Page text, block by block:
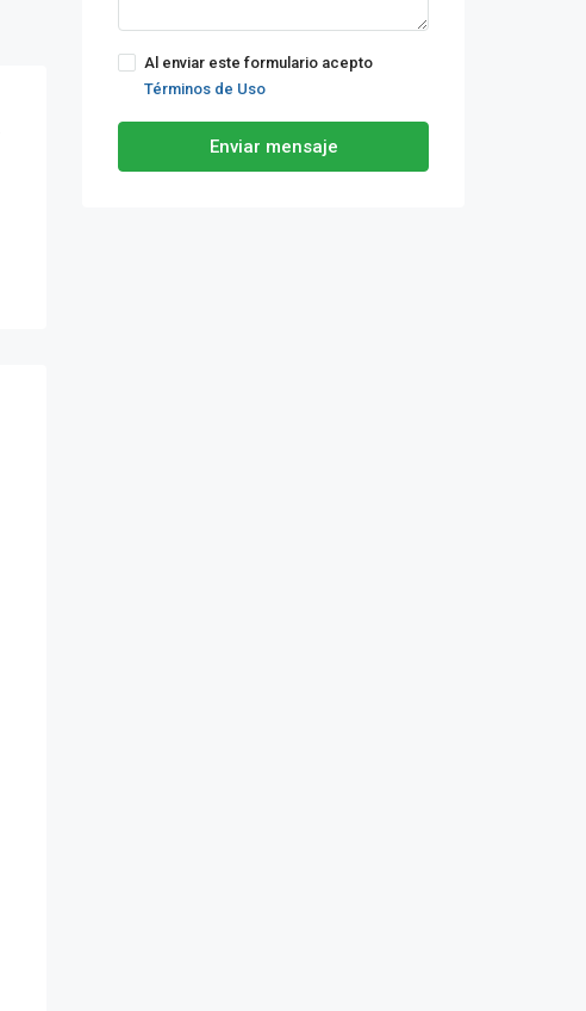
Al enviar este formulario acepto
Términos de Uso
Enviar mensaje